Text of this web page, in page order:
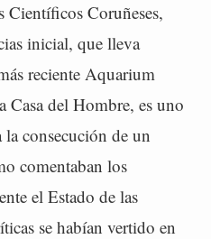
Científicos Coruñeses,
inicial, que lleva
reciente Aquarium
Casa del Hombre, es uno
la consecución de un
comentaban los
el Estado de las
se habían vertido en